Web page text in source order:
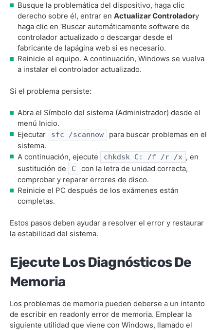
Busque la problemática del dispositivo, haga clic
derecho sobre él, entrar en Actualizar Controladory
haga clic en ‘Buscar automáticamente software de
controlador actualizado o descargar desde el
fabricante de lapágina web si es necesario.
Reinicie el equipo. A continuación, Windows se vuelva
a instalar el controlador actualizado.
Si el problema persiste:
Abra el Símbolo del sistema (Administrador) desde el
menú Inicio.
Ejecutar
sfc /scannow
para buscar problemas en el
sistema.
A continuación, ejecute
chkdsk C: /f /r /x , en
sustitución de
C
con la letra de unidad correcta,
comprobar y reparar errores de disco.
Reinicie el PC después de los exámenes están
completas.
Estos pasos deben ayudar a resolver el error y restaurar
la estabilidad del sistema.
Ejecute Los Diagnósticos De
Memoria
Los problemas de memoria pueden deberse a un intento
de escribir en readonly error de memoria. Emplear la
siguiente utilidad que viene con Windows, llamado el